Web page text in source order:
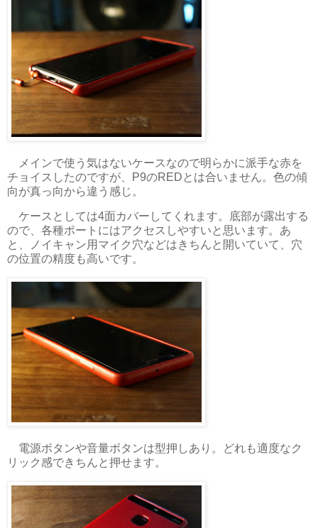
メインで使う気はないケースなので明らかに派手な赤を
チョイスしたのですが、P9のREDとは合いません。色の傾
向が真っ向から違う感じ。
ケースとしては4面カバーしてくれます。底部が露出する
ので、各種ポートにはアクセスしやすいと思います。あ
と、ノイキャン用マイク穴などはきちんと開いていて、穴
の位置の精度も高いです。
電源ボタンや音量ボタンは型押しあり。どれも適度なク
リック感できちんと押せます。